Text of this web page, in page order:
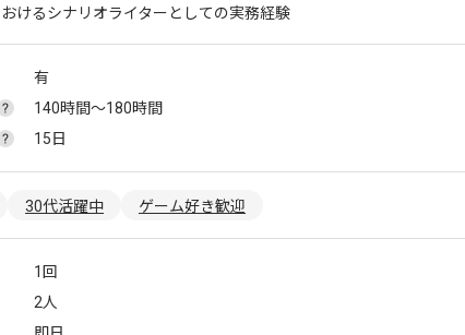
けるシナリオライターとしての実務経験
有
140時間〜180時間
15日
30代活躍中 ゲーム好き歓迎
1回
2人